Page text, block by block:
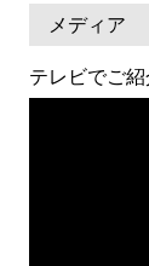
人物 暑中見
日本地図 海
メディア
テレビでご紹